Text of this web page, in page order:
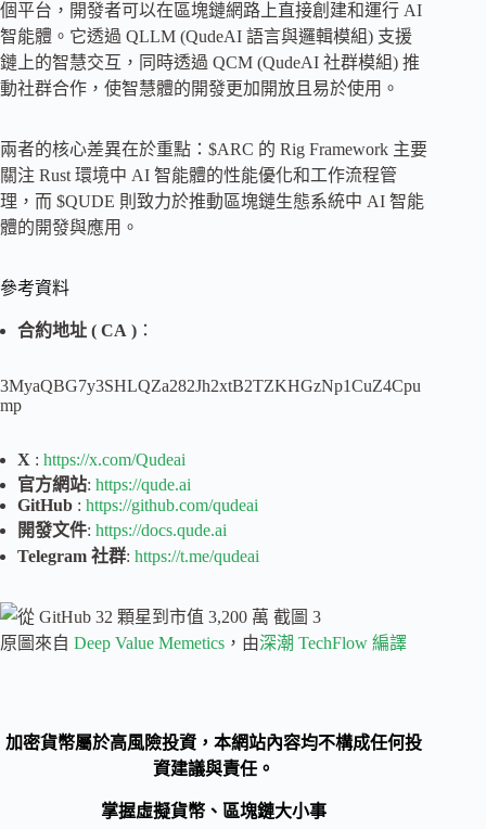
個平台，開發者可以在區塊鏈網路上直接創建和運行 AI
智能體。它透過 QLLM (QudeAI 語言與邏輯模組) 支援
鏈上的智慧交互，同時透過 QCM (QudeAI 社群模組) 推
動社群合作，使智慧體的開發更加開放且易於使用。
兩者的核心差異在於重點：$ARC 的 Rig Framework 主要
關注 Rust 環境中 AI 智能體的性能優化和工作流程管
理，而 $QUDE 則致力於推動區塊鏈生態系統中 AI 智能
體的開發與應用。
參考資料
合約地址 ( CA ) ：
3MyaQBG7y3SHLQZa282Jh2xtB2TZKHGzNp1CuZ4Cpu
mp
X : https://x.com/Qudeai
官方網站: https://qude.ai
GitHub : https://github.com/qudeai
開發文件: https://docs.qude.ai
Telegram 社群: https://t.me/qudeai
原圖來自 Deep Value Memetics ，由深潮 TechFlow 編譯
加密貨幣屬於高風險投資，本網站內容均不構成任何投
資建議與責任。
掌握虛擬貨幣、區塊鏈大小事